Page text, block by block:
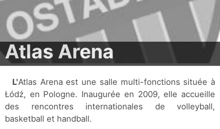
Atlas Arena
L'Atlas Arena est une salle multi-fonctions située à
Łódź, en Pologne. Inaugurée en 2009, elle accueille
des rencontres internationales de volleyball,
basketball et handball.